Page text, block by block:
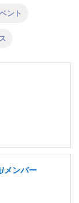
ント
メンバー